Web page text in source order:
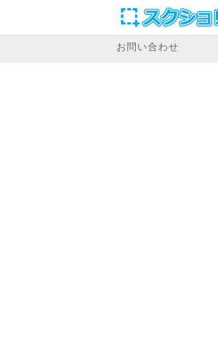
お問い合わせ